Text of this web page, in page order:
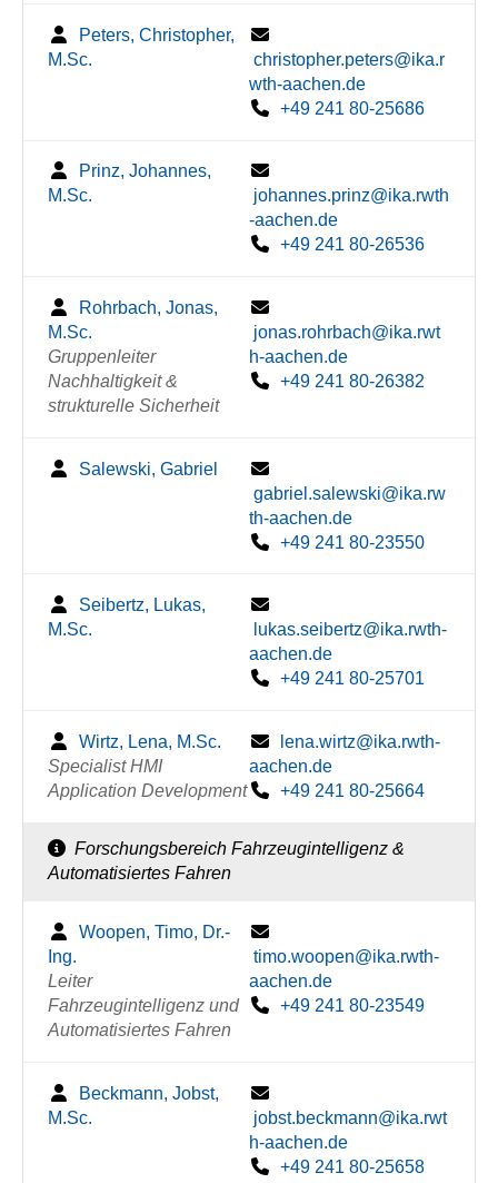
Peters, Christopher,
M.Sc.
christopher.peters@ika.r
wth-aachen.de
+49 241 80-25686
Prinz, Johannes,
M.Sc.
johannes.prinz@ika.rwth
-aachen.de
+49 241 80-26536
Rohrbach, Jonas,
M.Sc.
Gruppenleiter
Nachhaltigkeit &
strukturelle Sicherheit
jonas.rohrbach@ika.rwt
h-aachen.de
+49 241 80-26382
Salewski, Gabriel
gabriel.salewski@ika.rw
th-aachen.de
+49 241 80-23550
Seibertz, Lukas,
M.Sc.
lukas.seibertz@ika.rwth-
aachen.de
+49 241 80-25701
Wirtz, Lena, M.Sc.
Specialist HMI
Application Development
lena.wirtz@ika.rwth-
aachen.de
+49 241 80-25664
Forschungsbereich Fahrzeugintelligenz &
Automatisiertes Fahren
Woopen, Timo, Dr.-
Ing.
Leiter
Fahrzeugintelligenz und
Automatisiertes Fahren
timo.woopen@ika.rwth-
aachen.de
+49 241 80-23549
Beckmann, Jobst,
M.Sc.
jobst.beckmann@ika.rwt
h-aachen.de
+49 241 80-25658